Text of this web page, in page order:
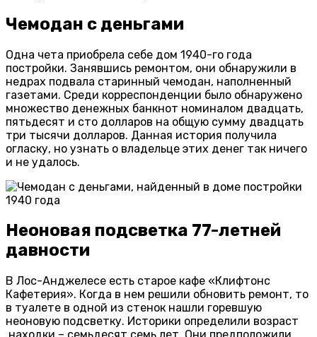
Чемодан с деньгами
Одна чета приобрела себе дом 1940-го года
постройки. Занявшись ремонтом, они обнаружили в
недрах подвала старинный чемодан, наполненный
газетами. Среди корреспонденции было обнаружено
множество денежных банкнот номиналом двадцать,
пятьдесят и сто долларов на общую сумму двадцать
три тысячи долларов. Данная история получила
огласку, но узнать о владельце этих денег так ничего
и не удалось.
Неоновая подсветка 77-летней
давности
В Лос-Анджелесе есть старое кафе «Клифтонс
Кафетерия». Когда в нем решили обновить ремонт, то
в туалете в одной из стенок нашли горевшую
неоновую подсветку. Историки определили возраст